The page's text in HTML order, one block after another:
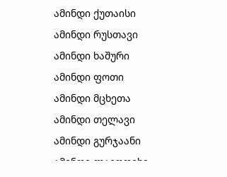
ამინდი ქუთაისი
ამინდი რუსთავი
ამინდი ხაშური
ამინდი ფოთი
ამინდი მცხეთა
ამინდი თელავი
ამინდი გურჯაანი
ამინდი ლაგოდეხი